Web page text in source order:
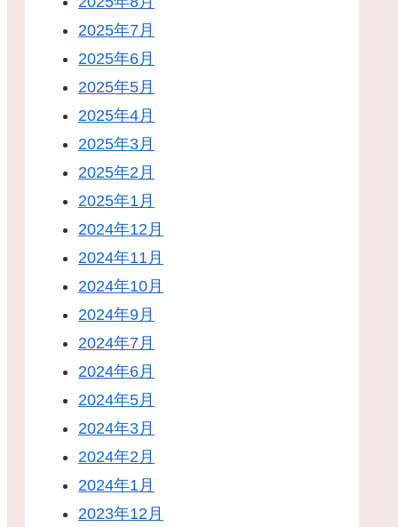
2025年7月
2025年6月
2025年5月
2025年4月
2025年3月
2025年2月
2025年1月
2024年12月
2024年11月
2024年10月
2024年9月
2024年7月
2024年6月
2024年5月
2024年3月
2024年2月
2024年1月
2023年12月